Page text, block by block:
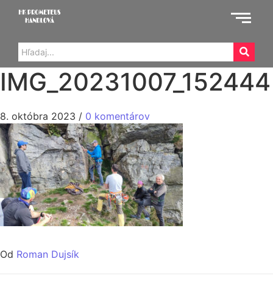
IMG_20231007_152444
8. októbra 2023 / 0 komentárov
Od Roman Dujsík